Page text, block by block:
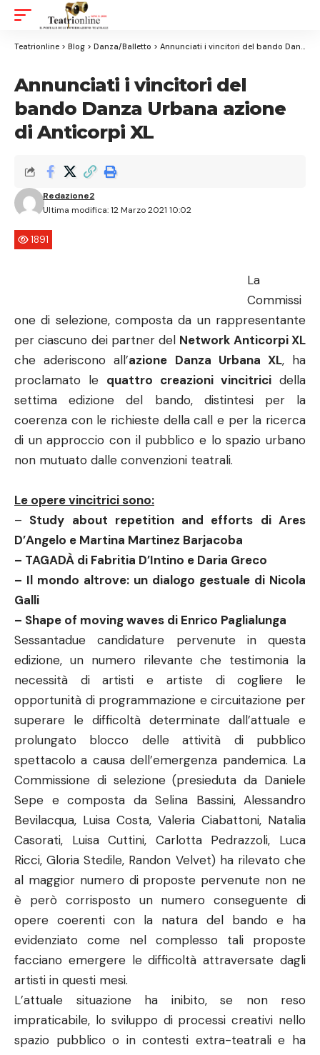
Resizer
Teatrionline > Blog > Danza/Balletto > Annunciati i vincitori del bando Danza Urbana azione di Anticorpi XL
Annunciati i vincitori del
bando Danza Urbana azione
di Anticorpi XL
Ultima modifica: 12 Marzo 2021 10:02
Redazione2
1891
La
Commissi
one di selezione, composta da un rappresentante
per ciascuno dei partner del Network Anticorpi XL
che aderiscono all’azione Danza Urbana XL, ha
proclamato le quattro creazioni vincitrici della
settima edizione del bando, distintesi per la
coerenza con le richieste della call e per la ricerca
di un approccio con il pubblico e lo spazio urbano
non mutuato dalle convenzioni teatrali.
Le opere vincitrici sono:
– Study about repetition and efforts di Ares
D’Angelo e Martina Martinez Barjacoba
– TAGADÀ di Fabritia D’Intino e Daria Greco
– Il mondo altrove: un dialogo gestuale di Nicola
Galli
– Shape of moving waves di Enrico Paglialunga
Sessantadue candidature pervenute in questa
edizione, un numero rilevante che testimonia la
necessità di artisti e artiste di cogliere le
opportunità di programmazione e circuitazione per
superare le difficoltà determinate dall’attuale e
prolungato blocco delle attività di pubblico
spettacolo a causa dell’emergenza pandemica. La
Commissione di selezione (presieduta da Daniele
Sepe e composta da Selina Bassini, Alessandro
Bevilacqua, Luisa Costa, Valeria Ciabattoni, Natalia
Casorati, Luisa Cuttini, Carlotta Pedrazzoli, Luca
Ricci, Gloria Stedile, Randon Velvet) ha rilevato che
al maggior numero di proposte pervenute non ne
è però corrisposto un numero conseguente di
opere coerenti con la natura del bando e ha
evidenziato come nel complesso tali proposte
facciano emergere le difficoltà attraversate dagli
artisti in questi mesi.
L’attuale situazione ha inibito, se non reso
impraticabile, lo sviluppo di processi creativi nello
spazio pubblico o in contesti extra-teatrali e ha